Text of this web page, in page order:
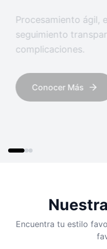
Compra directo de la
producción premium
desde la tienda oficial
Explorar Tiendas
Encuentra tu estilo